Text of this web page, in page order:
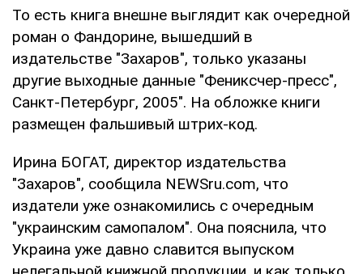
То есть книга внешне выглядит как очередной
роман о Фандорине, вышедший в
издательстве "Захаров", только указаны
другие выходные данные "Фениксчер-пресс",
Санкт-Петербург, 2005". На обложке книги
размещен фальшивый штрих-код.
Ирина БОГАТ, директор издательства
"Захаров", сообщила NEWSru.com, что
издатели уже ознакомились с очередным
"украинским самопалом". Она пояснила, что
Украина уже давно славится выпуском